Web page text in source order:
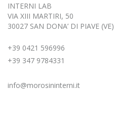
INTERNI LAB
VIA XIII MARTIRI, 50
30027 SAN DONA’ DI PIAVE (VE)
+39 0421 596996
+39 347 9784331
info@morosininterni.it